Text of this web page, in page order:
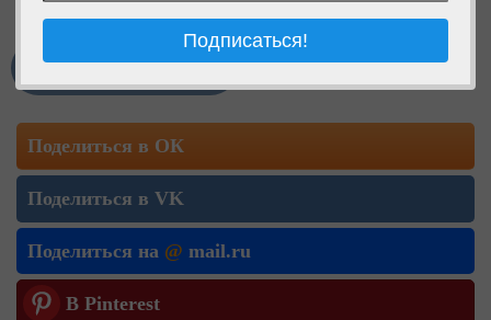
Мне нравится
Поделиться в ОК
Поделиться в VK
Поделиться на @ mail.ru
В Pinterest